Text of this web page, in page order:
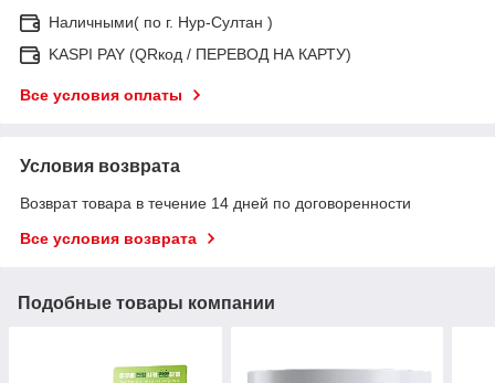
Наличными( по г. Нур-Султан )
KASPI PAY (QRкод / ПЕРЕВОД НА КАРТУ)
Все условия оплаты
Условия возврата
Возврат товара в течение 14 дней по договоренности
Все условия возврата
Подобные товары компании